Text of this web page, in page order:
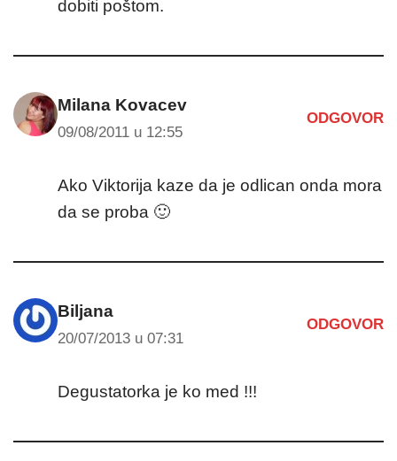
dobiti poštom.
Milana Kovacev
09/08/2011 u 12:55
ODGOVOR
Ako Viktorija kaze da je odlican onda mora
da se proba 🙂
Biljana
20/07/2013 u 07:31
ODGOVOR
Degustatorka je ko med !!!